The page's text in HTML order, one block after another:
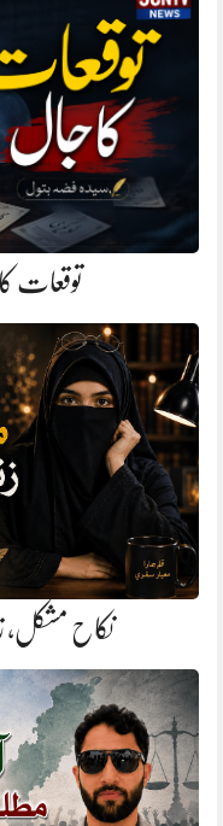
توقعات
نکاح مشکل،